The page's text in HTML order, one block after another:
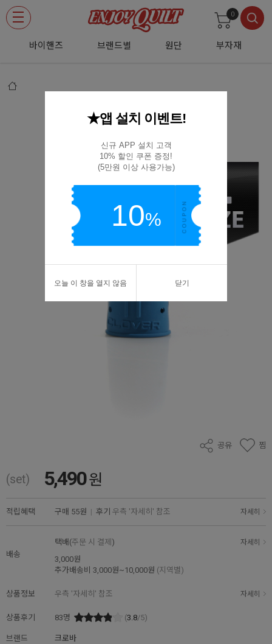
바이핸즈 브랜드별 원단 부자재
0
[크로바] 고무골무-L 57-371
57-371
공유 찜
(set) 5,490원
적립혜택 구매 55원 | 후기 우측 '자세히' 참조 자세히
배송
택배(주문 시 결제 ) 자세히
3,000원
추가배송비 3,000원~10,000원 (지역별)
상품정보 우측 '자세히' 참조 자세히
상품후기 83명 (3.8/5)
브랜드 크로바
★앱 설치 이벤트!
신규 APP 설치 고객
10% 할인 쿠폰 증정!
(5만원 이상 사용가능)
10%
오늘 이 창을 열지 않음 닫기